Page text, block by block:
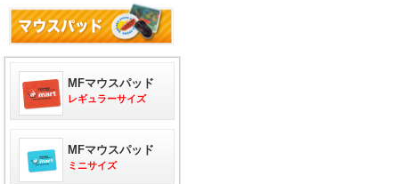
MFマウスパッド
レギュラーサイズ
MFマウスパッド
ミニサイズ